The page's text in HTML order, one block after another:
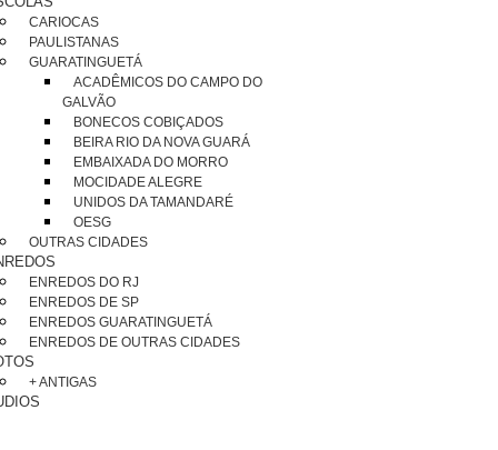
CARIOCAS
PAULISTANAS
GUARATINGUETÁ
ACADÊMICOS DO CAMPO DO
GALVÃO
BONECOS COBIÇADOS
BEIRA RIO DA NOVA GUARÁ
EMBAIXADA DO MORRO
MOCIDADE ALEGRE
UNIDOS DA TAMANDARÉ
OESG
OUTRAS CIDADES
ENREDOS DO RJ
ENREDOS DE SP
ENREDOS GUARATINGUETÁ
ENREDOS DE OUTRAS CIDADES
+ ANTIGAS